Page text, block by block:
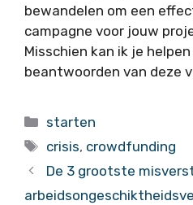
bewandelen om een
campagne voor jouw
Misschien kan ik je
beantwoorden van deze
Categorieën
starten
Tags
crisis, crowdfunding
De 3 grootste